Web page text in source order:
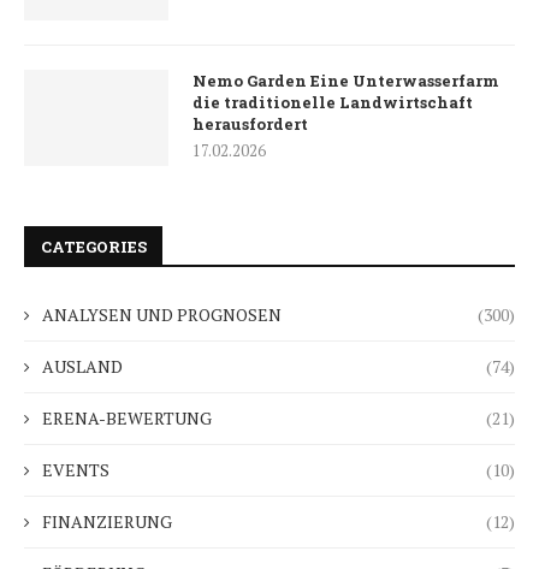
Nemo Garden Eine Unterwasserfarm
die traditionelle Landwirtschaft
herausfordert
17.02.2026
CATEGORIES
ANALYSEN UND PROGNOSEN (300)
AUSLAND (74)
ERENA-BEWERTUNG (21)
EVENTS (10)
FINANZIERUNG (12)